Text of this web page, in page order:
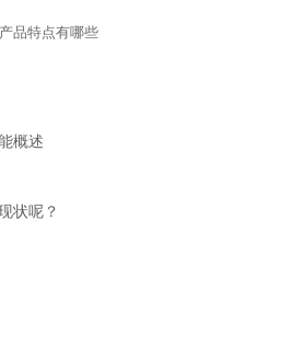
品特点有哪些
概述
状呢？